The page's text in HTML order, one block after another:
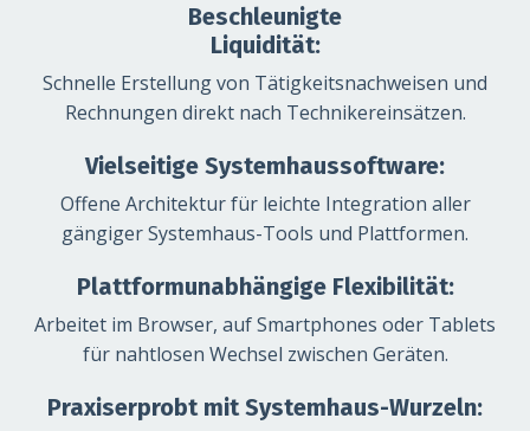
Beschleunigte
Liquidität:
Schnelle Erstellung von Tätigkeitsnachweisen und
Rechnungen direkt nach Technikereinsätzen.
Vielseitige Systemhaussoftware:
Offene Architektur für leichte Integration aller
gängiger Systemhaus-Tools und Plattformen.
Plattformunabhängige Flexibilität:
Arbeitet im Browser, auf Smartphones oder Tablets
für nahtlosen Wechsel zwischen Geräten.
Praxiserprobt mit Systemhaus-Wurzeln: